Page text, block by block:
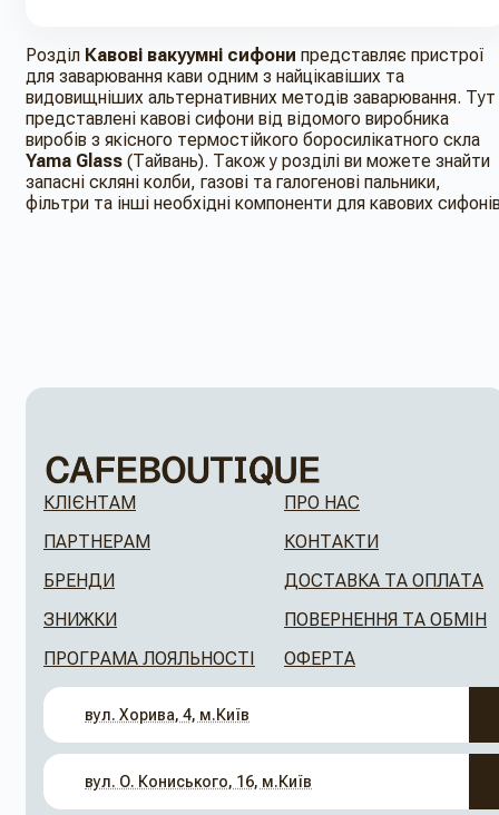
Розділ Кавові вакуумні сифони представляє пристрої
для заварювання кави одним з найцікавіших та
видовищніших альтернативних методів заварювання. Тут
представлені кавові сифони від відомого виробника
виробів з якісного термостійкого боросилікатного скла
Yama Glass (Тайвань). Також у розділі ви можете знайти
запасні скляні колби, газові та галогенові пальники,
фільтри та інші необхідні компоненти для кавових
КЛІЄНТАМ
ПАРТНЕРАМ
БРЕНДИ
ЗНИЖКИ
ПРОГРАМА ЛОЯЛЬНОСТІ
ПРО НАС
КОНТАКТИ
ДОСТАВКА ТА ОПЛАТА
ПОВЕРНЕННЯ ТА ОБМІН
ОФЕРТА
вул. Хорива, 4, м.Київ
вул. О. Кониського, 16, м.Київ